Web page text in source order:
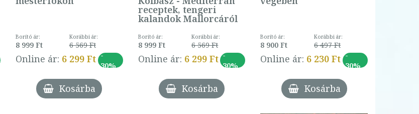
Borító ár:
8 999 Ft
Korábbi ár:
6 569 Ft
Online ár: 6 299 Ft -
30%
Kosárba
receptek, tengeri
kalandok Mallorcáról
Borító ár:
8 999 Ft
Korábbi ár:
6 569 Ft
Online ár: 6 299 Ft -
30%
Kosárba
Borító ár:
8 900 Ft
Korábbi ár:
6 497 Ft
Online ár: 6 230 Ft -
30%
Kosárba